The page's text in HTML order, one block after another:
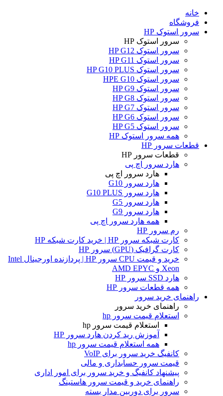
خانه
فروشگاه
سرور استوک HP
سرور استوک HP
سرور استوک HP G12
سرور استوک HP G11
سرور استوک HP G10 PLUS
سرور استوک HPE G10
سرور استوک HP G9
سرور استوک HP G8
سرور استوک HP G7
سرور استوک HP G6
سرور استوک HP G5
همه سرور استوک HP
قطعات سرور HP
قطعات سرور HP
هارد سرور اچ پی
هارد سرور اچ پی
هارد سرور G10
هارد سرور G10 PLUS
هارد سرور G5
هارد سرور G9
همه هارد سرور اچ پی
رم سرور HP
کارت شبکه سرور HP | خرید کارت شبکه HP
کارت گرافیک (GPU) سرور HP
خرید و قیمت CPU سرور HP | پردازنده اورجینال Intel
Xeon و AMD EPYC
هارد SSD سرور HP
همه قطعات سرور HP
راهنمای خرید سرور
راهنمای خرید سرور
استعلام قیمت سرور hp
استعلام قیمت سرور hp
آموزش ريد كردن هارد سرور HP
همه استعلام قیمت سرور hp
کانفیگ خرید سرور برای VoIP
قیمت سرور حسابداری و مالی
پیشنهاد کانفیگ و خرید سرور برای امور اداری
راهنمای خرید و قیمت سرور هاستینگ
سرور برای دوربین مدار بسته